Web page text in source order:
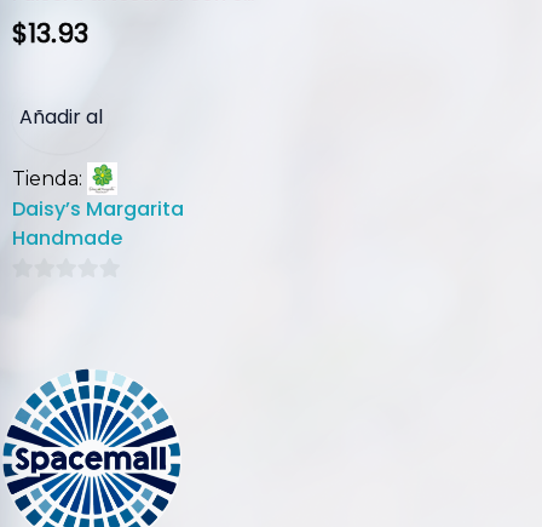
$13.93
Añadir al
carrito
Tienda:
Daisy’s Margarita
Handmade